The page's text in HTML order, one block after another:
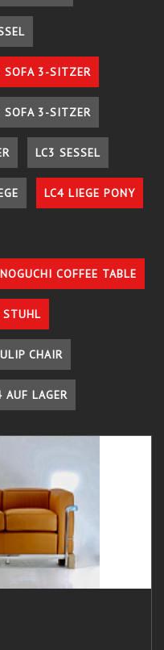
SOFA 3-SITZER
SOFA 3-SITZER
LC3 SESSEL
LC4 LIEGE PONY
NOGUCHI COFFEE TABLE
STUHL
CHAIR
AUF LAGER